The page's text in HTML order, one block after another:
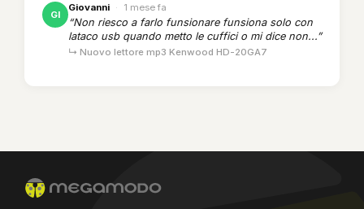
GI
Giovanni · 1 mese fa
“Non riesco a farlo funsionare funsiona solo con
lataco usb quando metto le cuffici o mi dice non...”
↳ Nuovo lettore mp3 Kenwood HD-20GA7